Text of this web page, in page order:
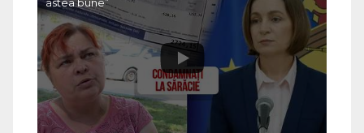
astea bune”